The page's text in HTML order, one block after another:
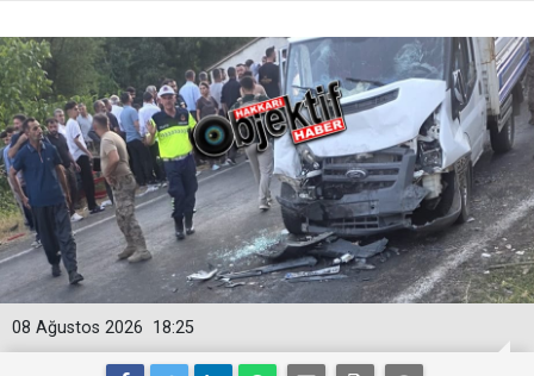
18:25
08 Ağustos 2026